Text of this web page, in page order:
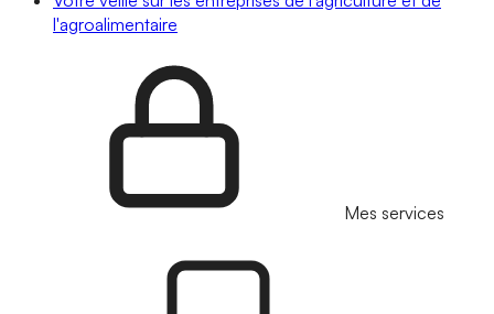
l'agroalimentaire
Mes services